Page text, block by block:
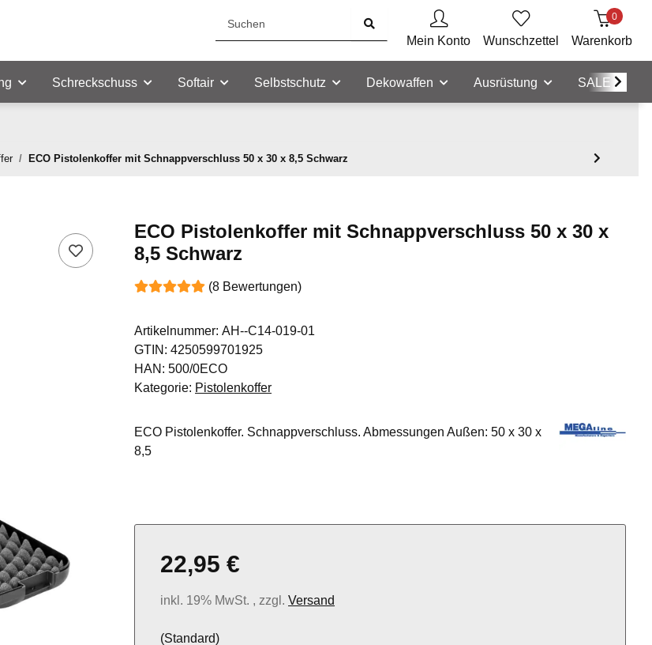
Mein Konto Wunschzettel
0
Warenkorb
Schreckschuss Softair Selbstschutz Dekowaffen Ausrüstung SALE
ECO Pistolenkoffer mit Schnappverschluss 50 x 30 x 8,5 Schwarz
ECO Pistolenkoffer mit Schnappverschluss 50 x 30 x
8,5 Schwarz
(8 Bewertungen)
Artikelnummer: AH--C14-019-01
GTIN: 4250599701925
HAN: 500/0ECO
Kategorie: Pistolenkoffer
ECO Pistolenkoffer. Schnappverschluss. Abmessungen Außen: 50 x 30 x
8,5
22,95 €
inkl. 19% MwSt. , zzgl. Versand
(Standard)